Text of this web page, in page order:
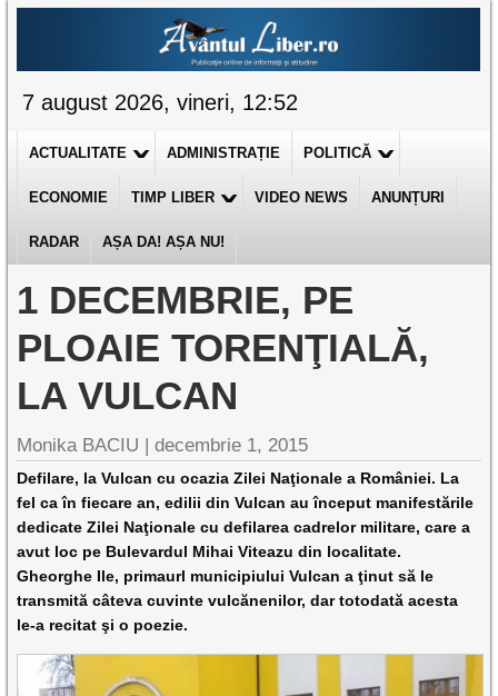
7 august 2026, vineri, 12:52
ACTUALITATE ADMINISTRAȚIE POLITICĂ
ECONOMIE TIMP LIBER VIDEO NEWS ANUNȚURI
RADAR AȘA DA! AȘA NU!
1 DECEMBRIE, PE
PLOAIE TORENŢIALĂ,
LA VULCAN
Monika BACIU |decembrie 1, 2015
Defilare, la Vulcan cu ocazia Zilei Naţionale a României. La
fel ca în fiecare an, edilii din Vulcan au început manifestările
dedicate Zilei Naţionale cu defilarea cadrelor militare, care a
avut loc pe Bulevardul Mihai Viteazu din localitate.
Gheorghe Ile, primaurl municipiului Vulcan a ţinut să le
transmită câteva cuvinte vulcănenilor, dar totodată acesta
le-a recitat şi o poezie.